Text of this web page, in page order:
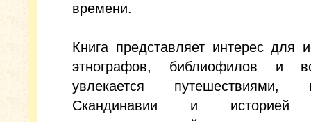
времени.
Книга представляет интерес для
этнографов, библиофилов и
увлекается путешествиями,
Скандинавии и историей